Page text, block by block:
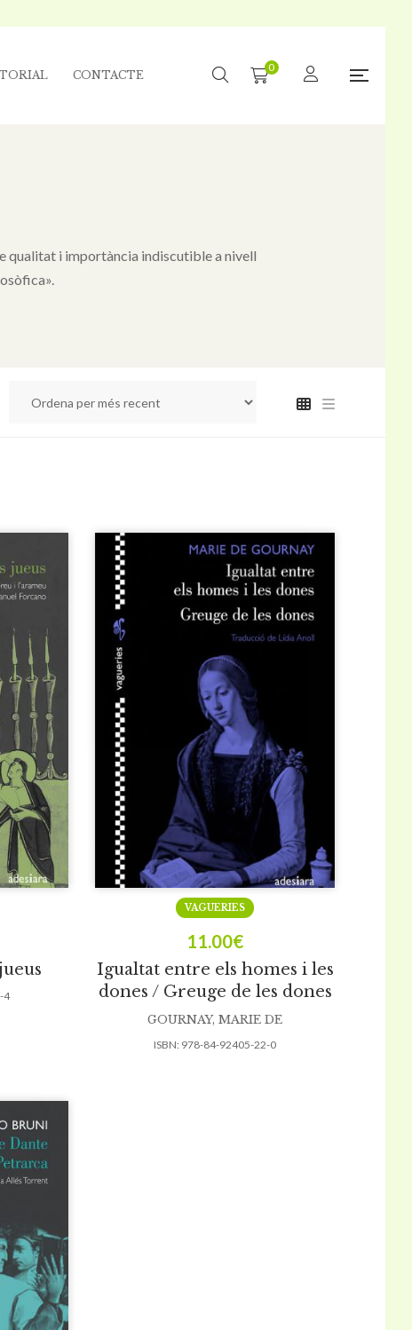
CONTACTE
0
qualitat i importància indiscutible a nivell
4
Igualtat entre els homes i les
dones / Greuge de les dones
VAGUERIES
11.00€
GOURNAY, MARIE DE
ISBN: 978-84-92405-22-0